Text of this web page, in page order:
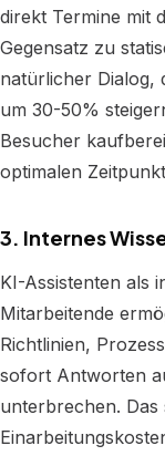
direkt Termine mit
Gegensatz zu
natürlicher Dialog,
um 30-50%
Besucher
optimalen
3. Internes
KI-Assistenten als
Mitarbeitende
Richtlinien,
sofort Antworten
unterbrechen.